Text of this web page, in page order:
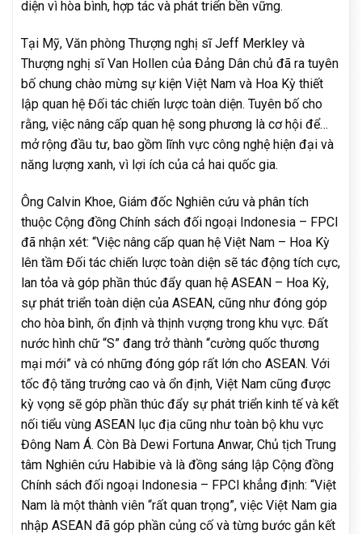
diện vì hòa bình, hợp tác và phát triển bền vững.
Tại Mỹ, Văn phòng Thượng nghị sĩ Jeff Merkley và
Thượng nghị sĩ Van Hollen của Đảng Dân chủ đã ra tuyên
bố chung chào mừng sự kiện Việt Nam và Hoa Kỳ thiết
lập quan hệ Đối tác chiến lược toàn diện. Tuyên bố cho
rằng, việc nâng cấp quan hệ song phương là cơ hội để…
mở rộng đầu tư, bao gồm lĩnh vực công nghệ hiện đại và
năng lượng xanh, vì lợi ích của cả hai quốc gia.
Ông Calvin Khoe, Giám đốc Nghiên cứu và phân tích
thuộc Cộng đồng Chính sách đối ngoại Indonesia – FPCI
đã nhận xét: “Việc nâng cấp quan hệ Việt Nam – Hoa Kỳ
lên tầm Đối tác chiến lược toàn diện sẽ tác động tích cực,
lan tỏa và góp phần thúc đẩy quan hệ ASEAN – Hoa Kỳ,
sự phát triển toàn diện của ASEAN, cũng như đóng góp
cho hòa bình, ổn định và thịnh vượng trong khu vực. Đất
nước hình chữ “S” đang trở thành “cường quốc thương
mại mới” và có những đóng góp rất lớn cho ASEAN. Với
tốc độ tăng trưởng cao và ổn định, Việt Nam cũng được
kỳ vọng sẽ góp phần thúc đẩy sự phát triển kinh tế và kết
nối tiểu vùng ASEAN lục địa cũng như toàn bộ khu vực
Đông Nam Á. Còn Bà Dewi Fortuna Anwar, Chủ tịch Trung
tâm Nghiên cứu Habibie và là đồng sáng lập Cộng đồng
Chính sách đối ngoại Indonesia – FPCI khẳng định: “Việt
Nam là một thành viên “rất quan trọng”, việc Việt Nam gia
nhập ASEAN đã góp phần củng cố và từng bước gắn kết